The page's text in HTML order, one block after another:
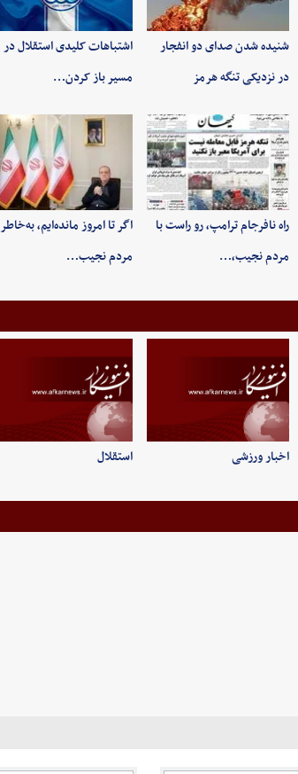
شنیده شدن صدای دو انفجار
در نزدیکی تنگه هرمز
اشتباهات کلیدی استقلال در
مسیر باز کردن…
راه نافرجام ترامپ، رو راست با
مردم نجیب،…
اگر تا امروز مانده‌ایم، به‌خاطر
مردم نجیب…
اخبار ورزشی استقلال